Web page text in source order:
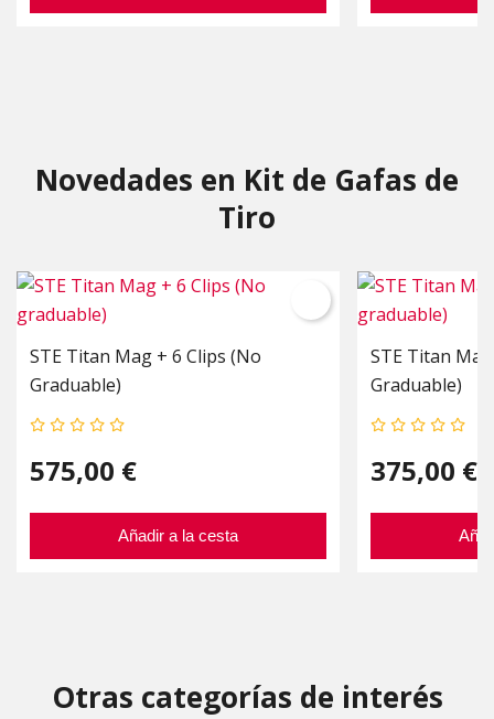
Novedades en Kit de Gafas de
Tiro
STE Titan Mag + 6 Clips (No
Graduable)
575,00 €
Añadir a la cesta
STE Titan
Graduable)
375,00 €
Otras categorías de interés